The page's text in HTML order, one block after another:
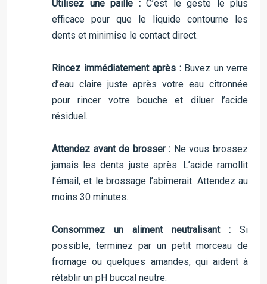
Utilisez une paille :C’est le geste le plus
efficace pour que le liquide contourne les
dents et minimise le contact direct.
Rincez immédiatement après :Buvez un verre
d’eau claire juste après votre eau citronnée
pour rincer votre bouche et diluer l’acide
résiduel.
Attendez avant de brosser : Ne vous brossez
jamais les dents juste après. L’acide ramollit
l’émail, et le brossage l’abîmerait. Attendez au
moins 30 minutes.
Consommez un aliment neutralisant : Si
possible, terminez par un petit morceau de
fromage ou quelques amandes, qui aident à
rétablir un pH buccal neutre.